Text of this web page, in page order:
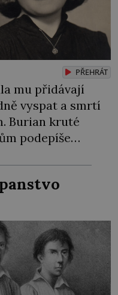
PŘEHRÁT
mu přidávají
vyspat a smrtí
Burian kruté
podepíše
během výslechů
nátlak.
být knězem a